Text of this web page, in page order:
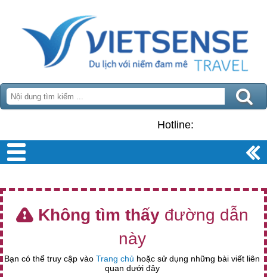
Hotline:
Không tìm thấyđường dẫn
này
Bạn có thể truy cập vàoTrang chủ hoặc sử dụng những bài viết liên
quan dưới đây